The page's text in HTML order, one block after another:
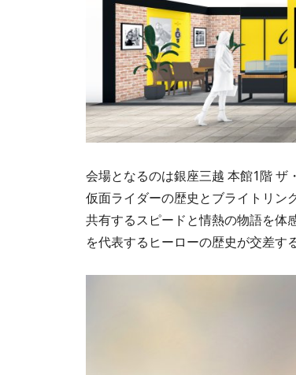
会場となるのは銀座三越 本館1階 ザ
仮面ライダーの歴史とブライトリン
共有するスピードと情熱の物語を体
を代表するヒーローの歴史が交差す